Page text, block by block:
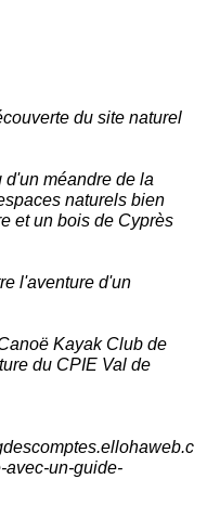
du site naturel
méandre de la
naturels bien
et un bois de Cyprès
l'aventure d'un
Kayak Club de
du CPIE Val de
avec-un-guide-